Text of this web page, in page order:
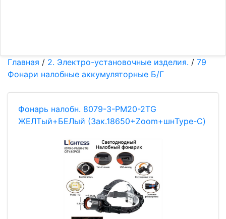
Главная / 2. Электро-установочные изделия. / 79
Фонари налобные аккумуляторные Б/Г
Фонарь налобн. 8079-3-PM20-2TG
ЖЕЛТый+БЕЛый (3ак.18650+Zoom+шнType-C)